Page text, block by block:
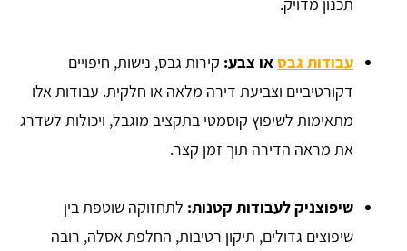
תכנון מדויק.
עבודות גבסאו צבע: קירות גבס, נישות, חיפויים
דקורטיביים וצביעת דירה מלאה או חלקית. עבודות אלו
מתאימות לשיפוץ קוסמטי בתקציב מוגבל, ויכולות לשדרג
את מראה הדירה תוך זמן קצר.
שיפוצניק לעבודות קטנות: לתחזוקה שוטפת בין
שיפוצים גדולים, תיקון רטיבות, החלפת אסלה, רובה